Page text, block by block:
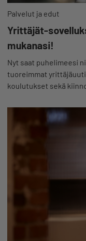
Palvelut ja edut
Yrittäjät-
mukanasi!
Nyt saat puhelimeesi
tuoreimmat
koulutukset sekä